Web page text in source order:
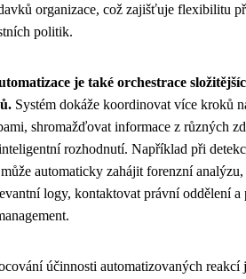
organizace, což zajišťuje flexibilitu
politik.
je také orchestrace
Systém dokáže koordinovat více kroků
shromažďovat informace z různých
rozhodnutí. Například při
automaticky zahájit forenzní analýzu,
logy, kontaktovat právní oddělení a
účinnosti automatizovaných reakcí